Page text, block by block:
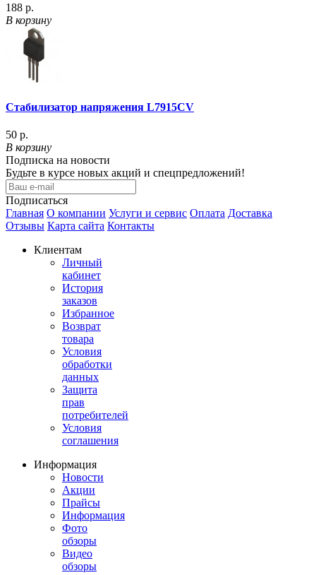
188 р.
В корзину
Стабилизатор напряжения L7915CV
50 р.
В корзину
Подписка на новости
Будьте в курсе новых акций и спецпредложений!
Подписаться
Главная О компании Услуги и сервис Оплата Доставка
Отзывы Карта сайта Контакты
Клиентам
Личный
кабинет
История
заказов
Избранное
Возврат
товара
Условия
обработки
данных
Защита
прав
потребителей
Условия
соглашения
Информация
Новости
Акции
Прайсы
Информация
Фото
обзоры
Видео
обзоры